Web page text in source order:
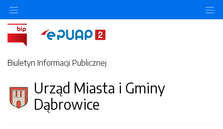
Biuletyn Informacji Publicznej
Urząd Miasta i Gminy
Dąbrowice